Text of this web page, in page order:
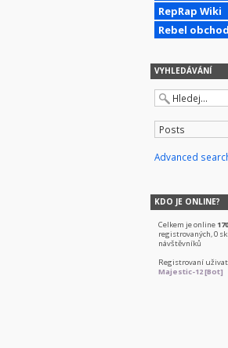
RepRap Wiki
Rebel obchod
VYHLEDÁVÁNÍ
Advanced
KDO JE ONLINE?
Celkem je online
registrovaných, 0
návštěvníků
Registrovaní
Majestic-12 [Bot]